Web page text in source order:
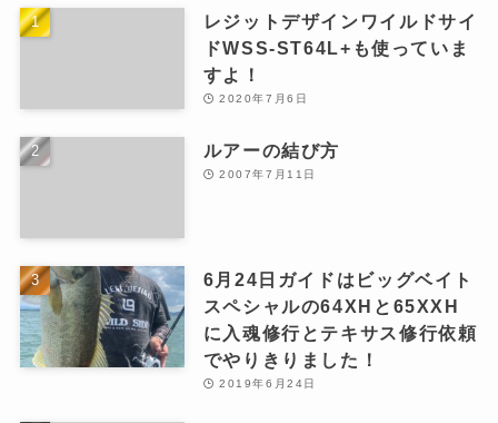
レジットデザインワイルドサイ
ドWSS-ST64L+も使っていま
すよ！
2020年7月6日
ルアーの結び方
2007年7月11日
6月24日ガイドはビッグベイト
スペシャルの64XHと65XXH
に入魂修行とテキサス修行依頼
でやりきりました！
2019年6月24日